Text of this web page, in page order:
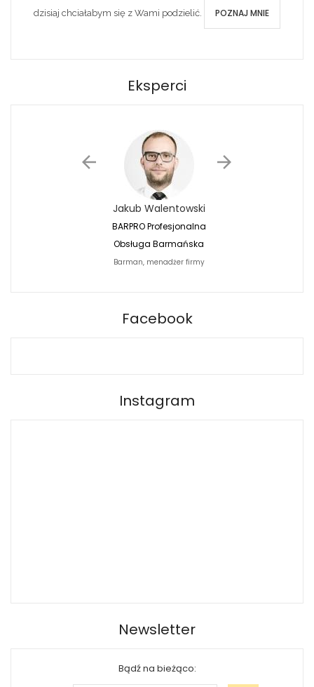
dzisiaj chciałabym się z Wami podzielić. POZNAJ MNIE
Eksperci
Jakub Walentowski
BARPRO Profesjonalna
Obsługa Barmańska
Barman, menadżer firmy
Facebook
Instagram
Newsletter
Bądź na bieżąco: